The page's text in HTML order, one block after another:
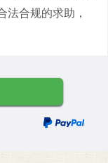
法合规的求助，